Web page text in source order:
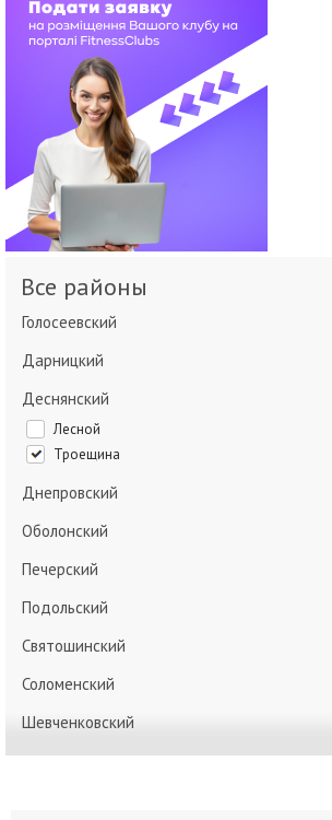
Все районы
Голосеевский
Дарницкий
Деснянский
Лесной
Троещина
Днепровский
Оболонский
Печерский
Подольский
Святошинский
Соломенский
Шевченковский